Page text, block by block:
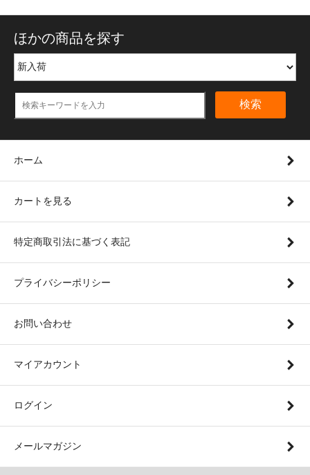
ほかの商品を探す
検索
ホーム
カートを見る
特定商取引法に基づく表記
プライバシーポリシー
お問い合わせ
マイアカウント
ログイン
メールマガジン